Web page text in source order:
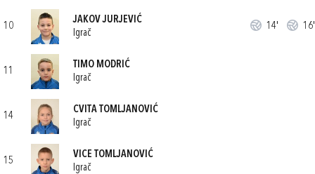
10
JAKOV JURJEVIĆ
Igrač
14' 16'
11
TIMO MODRIĆ
Igrač
14
CVITA TOMLJANOVIĆ
Igrač
15
VICE TOMLJANOVIĆ
Igrač